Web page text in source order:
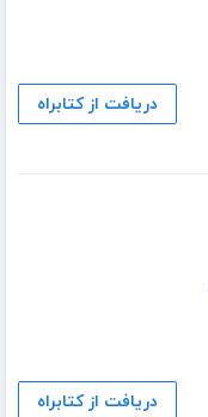
دریافت از کتابراه
دریافت از کتابراه